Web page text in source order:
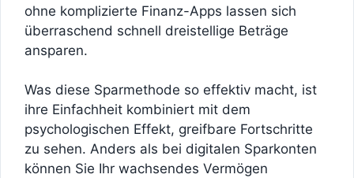
ohne komplizierte Finanz-Apps lassen sich
überraschend schnell dreistellige Beträge
ansparen.
Was diese Sparmethode so effektiv macht, ist
ihre Einfachheit kombiniert mit dem
psychologischen Effekt, greifbare Fortschritte
zu sehen. Anders als bei digitalen Sparkonten
können Sie Ihr wachsendes Vermögen